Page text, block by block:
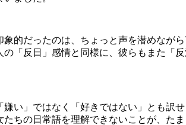
的だったのは、ちょっと声を潜めなが
「反日」感情と同様に、彼らもまた「
嫌い」ではなく「好きではない」とも
ちの日常語を理解できないことが、た